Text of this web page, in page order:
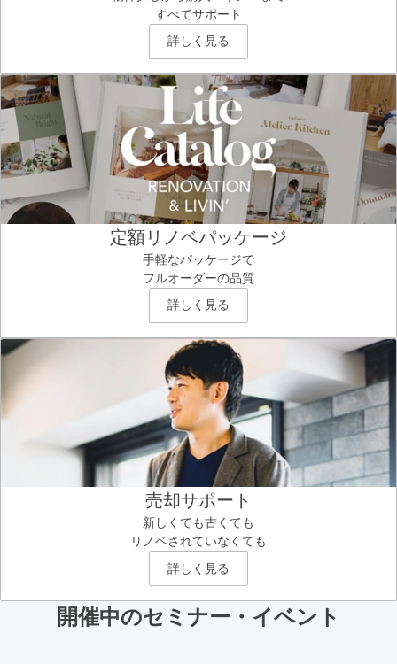
すべてサポート
詳しく見る
定額リノベパッケージ
手軽なパッケージで
フルオーダーの品質
詳しく見る
売却サポート
新しくても古くても
リノベされていなくても
詳しく見る
開催中のセミナー・イベント